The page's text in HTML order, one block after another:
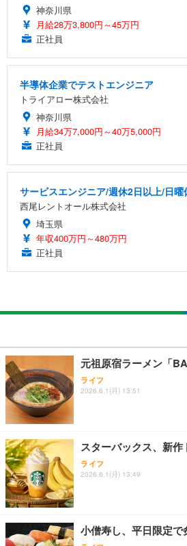
神奈川県
月給28万3,800円～45万円
正社員
半導体企業でテストエンジニア
トライアロー株式会社
神奈川県
月給34万7,000円～40万5,000円
正社員
サービスエンジニア/週休2日以上/日曜
西尾レントオール株式会社
埼玉県
年収400万円～480万円
正社員
元祖原宿ラーメン「
ライフ
2026.6.1(月) 13:51
スターバックス、新作
ライフ
2026.6.1(月) 13:49
小僧寿し、平日限定